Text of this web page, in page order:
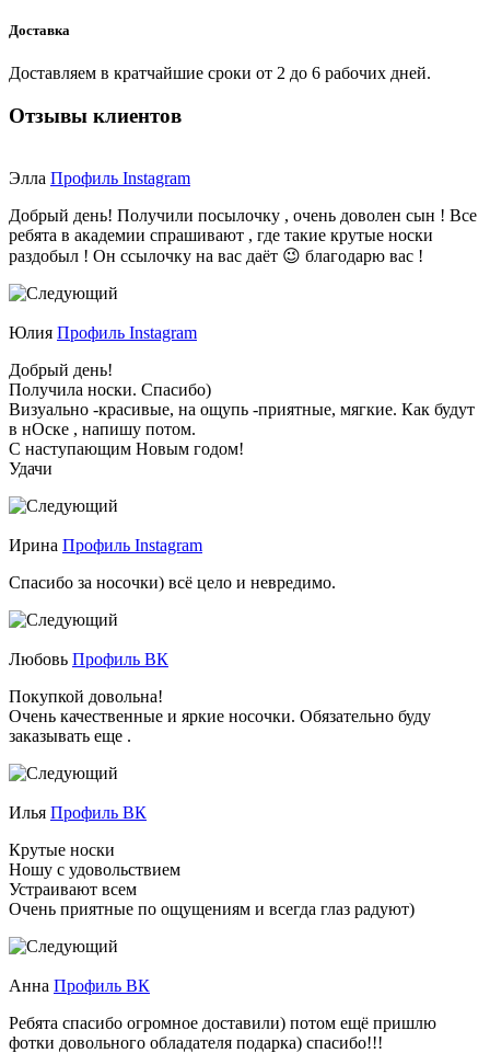
Доставка
Доставляем в кратчайшие сроки от 2 до 6 рабочих дней.
Отзывы клиентов
Элла Профиль Instagram
Добрый день! Получили посылочку , очень доволен сын ! Все
ребята в академии спрашивают , где такие крутые носки
раздобыл ! Он ссылочку на вас даёт 😉 благодарю вас !
Юлия Профиль Instagram
Добрый день!
Получила носки. Спасибо)
Визуально -красивые, на ощупь -приятные, мягкие. Как будут
в нОске , напишу потом.
С наступающим Новым годом!
Удачи
Ирина Профиль Instagram
Спасибо за носочки) всё цело и невредимо.
Любовь Профиль ВК
Покупкой довольна!
Очень качественные и яркие носочки. Обязательно буду
заказывать еще .
Илья Профиль ВК
Крутые носки
Ношу с удовольствием
Устраивают всем
Очень приятные по ощущениям и всегда глаз радуют)
Анна Профиль ВК
Ребята спасибо огромное доставили) потом ещё пришлю
фотки довольного обладателя подарка) спасибо!!!